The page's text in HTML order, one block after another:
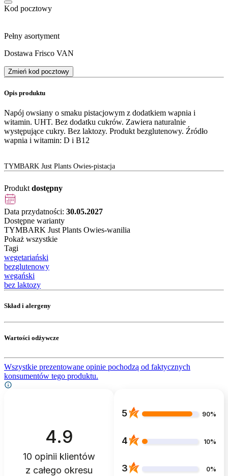
Kod pocztowy
Pełny asortyment
Dostawa Frisco VAN
Zmień kod pocztowy
Opis produktu
Napój owsiany o smaku pistacjowym z dodatkiem wapnia i
witamin. UHT. Bez dodatku cukrów. Zawiera naturalnie
występujące cukry. Bez laktozy. Produkt bezglutenowy. Źródło
wapnia i witamin: D i B12
TYMBARK Just Plants Owies-pistacja
Produkt dostępny
Data przydatności: 30.05.2027
Dostępne warianty
TYMBARK Just Plants Owies-wanilia
Pokaż wszystkie
Tagi
wegetariański
bezglutenowy
wegański
bez laktozy
Skład i alergeny
Wartości odżywcze
Wszystkie prezentowane opinie pochodzą od faktycznych
konsumentów tego produktu.
4.9
10 opinii klientów
z całego okresu
5 90%
4 10%
3 0%